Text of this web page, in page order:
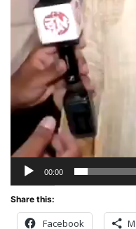
00:00
Share this:
Facebook